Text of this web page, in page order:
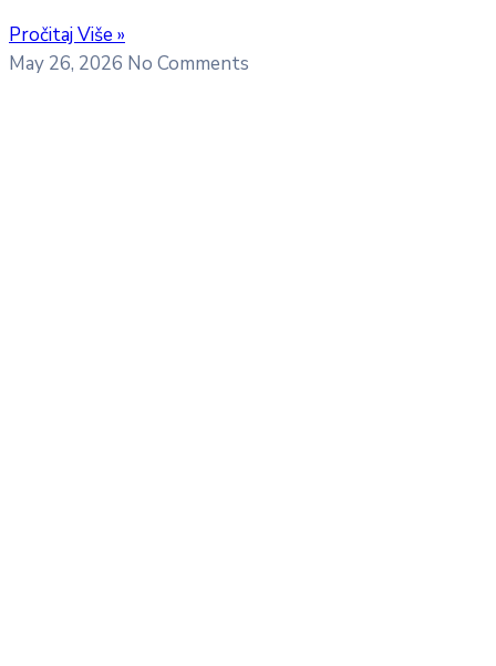
Pročitaj Više »
May 26, 2026 No Comments